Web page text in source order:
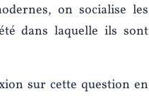
on socialise les
dans laquelle ils sont
sur cette question en